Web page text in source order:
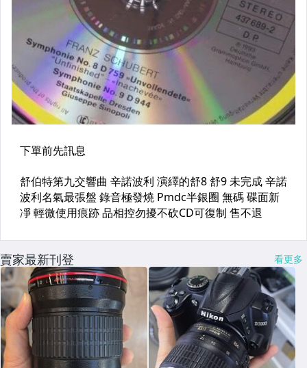
賣家最新刊登 看更多